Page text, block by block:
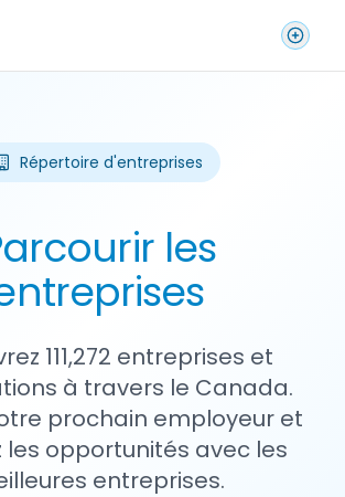
Répertoire d'entreprises
les
111,272 entreprises et
à travers le Canada.
prochain employeur et
les opportunités avec les
entreprises.